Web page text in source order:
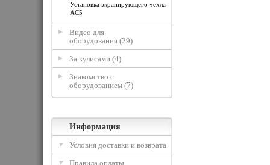
Установка экранирующего чехла
AC5
Видео для
оборудования (29)
За кулисами (4)
Знакомство с
оборудованием (7)
Информация
Условия доставки и возврата
Правила оплаты